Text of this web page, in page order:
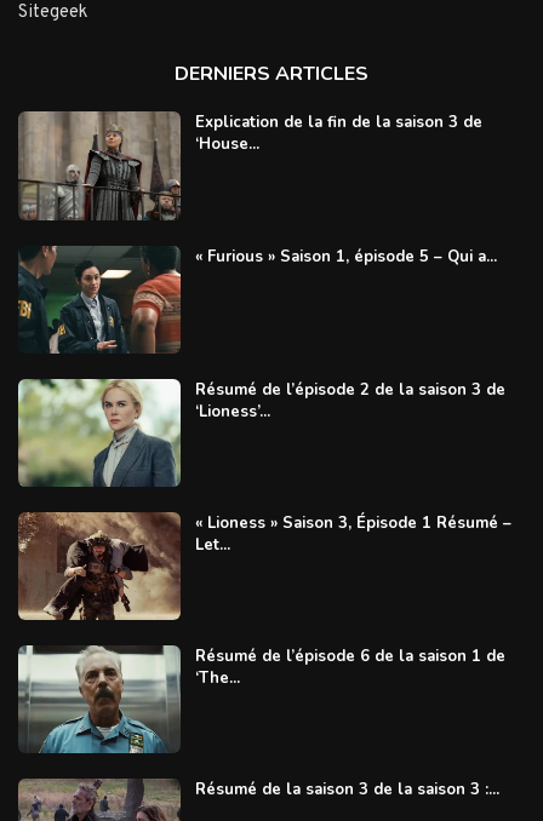
Sitegeek
DERNIERS ARTICLES
Explication de la fin de la saison 3 de
‘House...
« Furious » Saison 1, épisode 5 – Qui a...
Résumé de l’épisode 2 de la saison 3 de
‘Lioness’...
« Lioness » Saison 3, Épisode 1 Résumé –
Let...
Résumé de l’épisode 6 de la saison 1 de
‘The...
Résumé de la saison 3 de la saison 3 :...